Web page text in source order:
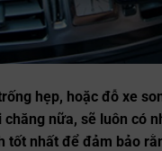
hẹp, hoặc đỗ xe
nữa, sẽ luôn có
tốt nhất để đảm bảo